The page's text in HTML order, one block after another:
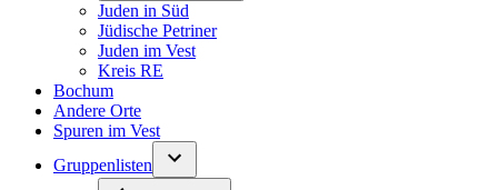
Juden in Süd
Jüdische Petriner
Juden im Vest
Kreis RE
Bochum
Andere Orte
Spuren im Vest
Gruppenlisten